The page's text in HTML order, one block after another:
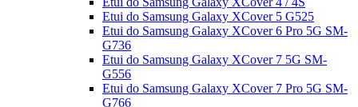
Etui do Samsung Galaxy XCover 5 G525
Etui do Samsung Galaxy XCover 6 Pro 5G SM-
G736
Etui do Samsung Galaxy XCover 7 5G SM-
G556
Etui do Samsung Galaxy XCover 7 Pro 5G SM-
G766